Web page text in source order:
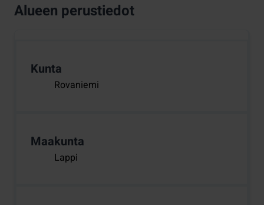
Alueen perustiedot
Kunta
Rovaniemi
Maakunta
Lappi